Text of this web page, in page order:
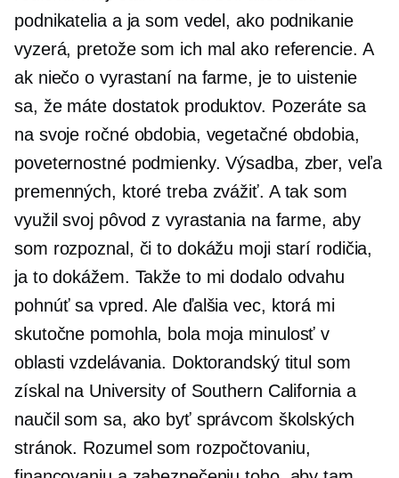
podnikatelia a ja som vedel, ako podnikanie
vyzerá, pretože som ich mal ako referencie. A
ak niečo o vyrastaní na farme, je to uistenie
sa, že máte dostatok produktov. Pozeráte sa
na svoje ročné obdobia, vegetačné obdobia,
poveternostné podmienky. Výsadba, zber, veľa
premenných, ktoré treba zvážiť. A tak som
využil svoj pôvod z vyrastania na farme, aby
som rozpoznal, či to dokážu moji starí rodičia,
ja to dokážem. Takže to mi dodalo odvahu
pohnúť sa vpred. Ale ďalšia vec, ktorá mi
skutočne pomohla, bola moja minulosť v
oblasti vzdelávania. Doktorandský titul som
získal na University of Southern California a
naučil som sa, ako byť správcom školských
stránok. Rozumel som rozpočtovaniu,